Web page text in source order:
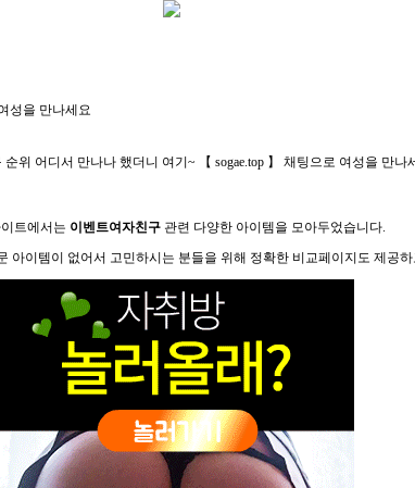
성을 만나세요
순위 어디서 만나나 했더니 여기~ 【 sogae.top 】 채팅으로 여성을 만나
트에서는 이­벤­트­여­자­친­구관련 다양한 아이템을 모아두었습니다.
아이템이 없어서 고민하시는 분들을 위해 정확한 비교페이지도 제공